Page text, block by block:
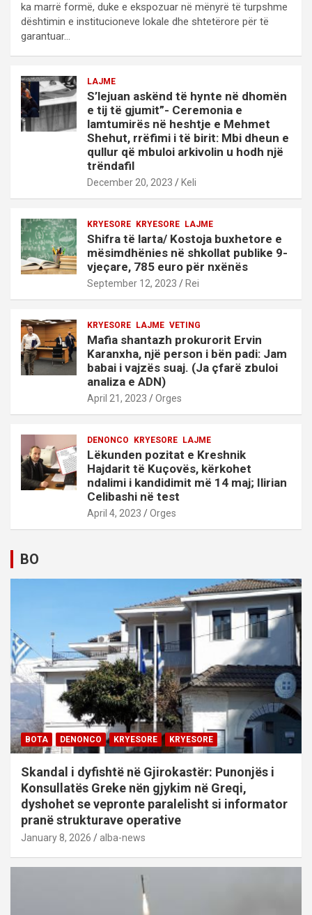
ka marrë formë, duke e ekspozuar në mënyrë të turpshme
dështimin e institucioneve lokale dhe shtetërore për të
garantuar…
LAJME
S’lejuan askënd të hynte në dhomën
e tij të gjumit”- Ceremonia e
lamtumirës në heshtje e Mehmet
Shehut, rrëfimi i të birit: Mbi dheun e
qullur që mbuloi arkivolin u hodh një
trëndafil
December 20, 2023 Keli
KRYESORE KRYESORE LAJME
Shifra të larta/ Kostoja buxhetore e
mësimdhënies në shkollat publike 9-
vjeçare, 785 euro për nxënës
September 12, 2023 Rei
KRYESORE LAJME VETING
Mafia shantazh prokurorit Ervin
Karanxha, një person i bën padi: Jam
babai i vajzës suaj. (Ja çfarë zbuloi
analiza e ADN)
April 21, 2023 Orges
DENONCO KRYESORE LAJME
Lëkunden pozitat e Kreshnik
Hajdarit të Kuçovës, kërkohet
ndalimi i kandidimit më 14 maj; Ilirian
Celibashi në test
April 4, 2023 Orges
BO
BOTA DENONCO KRYESORE KRYESORE
Skandal i dyfishtë në Gjirokastër: Punonjës i
Konsullatës Greke nën gjykim në Greqi,
dyshohet se vepronte paralelisht si informator
pranë strukturave operative
January 8, 2026 alba-news